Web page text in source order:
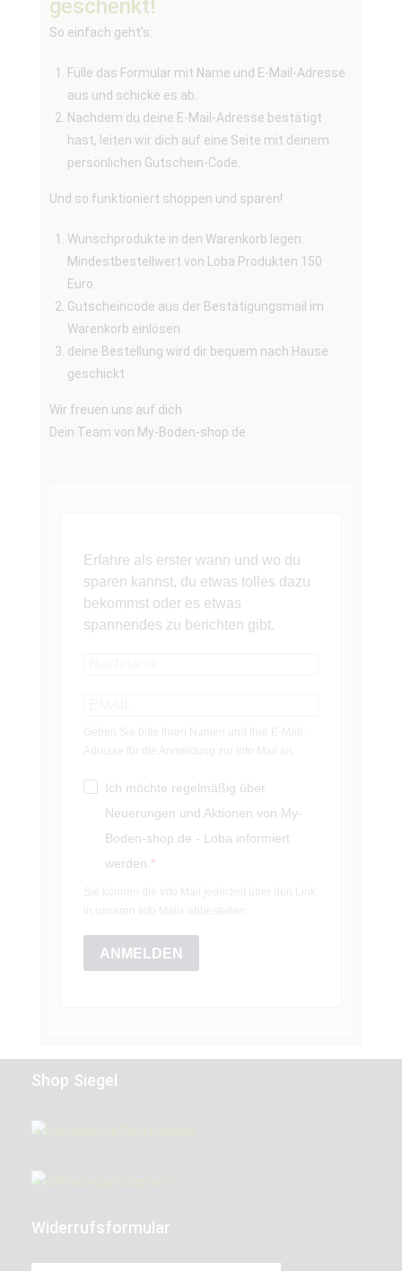
Erfahre als erster wann und wo du
sparen kannst, du etwas tolles dazu
bekommst oder es etwas
spannendes zu berichten gibt.
Geben Sie bitte Ihren Namen und Ihre E-Mail-
Adresse für die Anmeldung zur Info Mail an
Ich möchte regelmäßig über
Neuerungen und Aktionen von My-
Boden-shop.de - Loba informiert
werden.
Sie können die Info Mail jederzeit über den Link
in unseren Info Mails abbestellen.
ANMELDEN
geschenkt!
So einfach geht’s:
Fülle das Formular mit Name und E-Mail-Adresse
aus und schicke es ab.
Nachdem du deine E-Mail-Adresse bestätigt
hast, leiten wir dich auf eine Seite mit deinem
persönlichen Gutschein-Code.
Und so funktioniert shoppen und sparen!
Wunschprodukte in den Warenkorb legen.
Mindestbestellwert von Loba Produkten 150
Euro.
Gutscheincode aus der Bestätigungsmail im
Warenkorb einlösen
deine Bestellung wird dir bequem nach Hause
geschickt
Wir freuen uns auf dich
Dein Team von My-Boden-shop.de
Shop Siegel
Widerrufsformular